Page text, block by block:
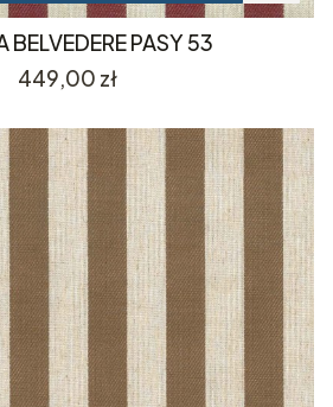
BELVEDERE PASY 53
Cena
449,00 zł